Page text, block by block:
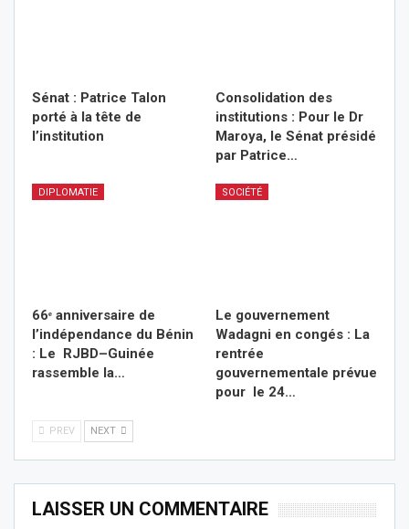
Sénat : Patrice Talon
porté à la tête de
l’institution
Consolidation des
institutions : Pour le Dr
Maroya, le Sénat présidé
par Patrice…
DIPLOMATIE
66ᵉ anniversaire de
l’indépendance du Bénin
: Le RJBD–Guinée
rassemble la…
SOCIÉTÉ
Le gouvernement
Wadagni en congés : La
rentrée
gouvernementale prévue
pour le 24…
PREV NEXT
LAISSER UN COMMENTAIRE